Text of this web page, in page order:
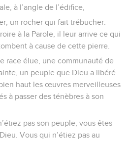
à l’angle de l’édifice,
un rocher qui fait trébucher.
à la Parole, il leur arrive ce qui
à cause de cette pierre.
race élue, une communauté de
un peuple que Dieu a libéré
haut les œuvres merveilleuses
à passer des ténèbres à son
pas son peuple, vous êtes
Vous qui n’étiez pas au